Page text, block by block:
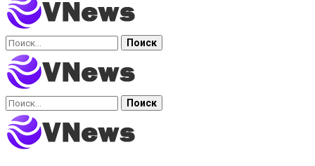
Найти:
Найти: